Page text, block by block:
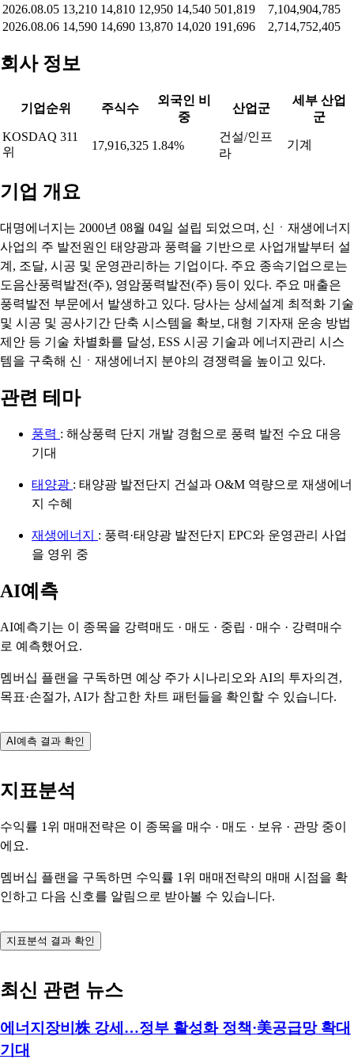
2026.08.05 13,210 14,810 12,950 14,540 501,819
7,104,904,785
2026.08.06 14,590 14,690 13,870 14,020 191,696 2,714,752,405
회사 정보
기업순위 주식수
외국인 비
중
산업군
세부 산업
군
KOSDAQ 311
위
17,916,325 1.84%
건설/인프
라
기계
기업 개요
대명에너지는 2000년 08월 04일 설립 되었으며, 신ㆍ재생에너지
사업의 주 발전원인 태양광과 풍력을 기반으로 사업개발부터 설
계, 조달, 시공 및 운영관리하는 기업이다. 주요 종속기업으로는
도음산풍력발전(주), 영암풍력발전(주) 등이 있다. 주요 매출은
풍력발전 부문에서 발생하고 있다. 당사는 상세설계 최적화 기술
및 시공 및 공사기간 단축 시스템을 확보, 대형 기자재 운송 방법
제안 등 기술 차별화를 달성, ESS 시공 기술과 에너지관리 시스
템을 구축해 신ㆍ재생에너지 분야의 경쟁력을 높이고 있다.
관련 테마
풍력 : 해상풍력 단지 개발 경험으로 풍력 발전 수요 대응
기대
태양광 : 태양광 발전단지 건설과 O&M 역량으로 재생에너
지 수혜
재생에너지 : 풍력·태양광 발전단지 EPC와 운영관리 사업
을 영위 중
AI예측
AI예측기는 이 종목을 강력매도 · 매도 · 중립 · 매수 · 강력매수
로 예측했어요.
멤버십 플랜을 구독하면 예상 주가 시나리오와 AI의 투자의견,
목표·손절가, AI가 참고한 차트 패턴들을 확인할 수 있습니다.
AI예측 결과 확인
지표분석
수익률 1위 매매전략은 이 종목을 매수 · 매도 · 보유 · 관망 중이
에요.
멤버십 플랜을 구독하면 수익률 1위 매매전략의 매매 시점을 확
인하고 다음 신호를 알림으로 받아볼 수 있습니다.
지표분석 결과 확인
최신 관련 뉴스
에너지장비株 강세…정부 활성화 정책·美공급망 확대
기대